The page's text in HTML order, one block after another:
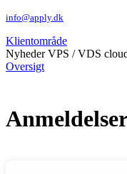
info@apply.dk
Klientområde
Nyheder VPS / VDS
Oversigt